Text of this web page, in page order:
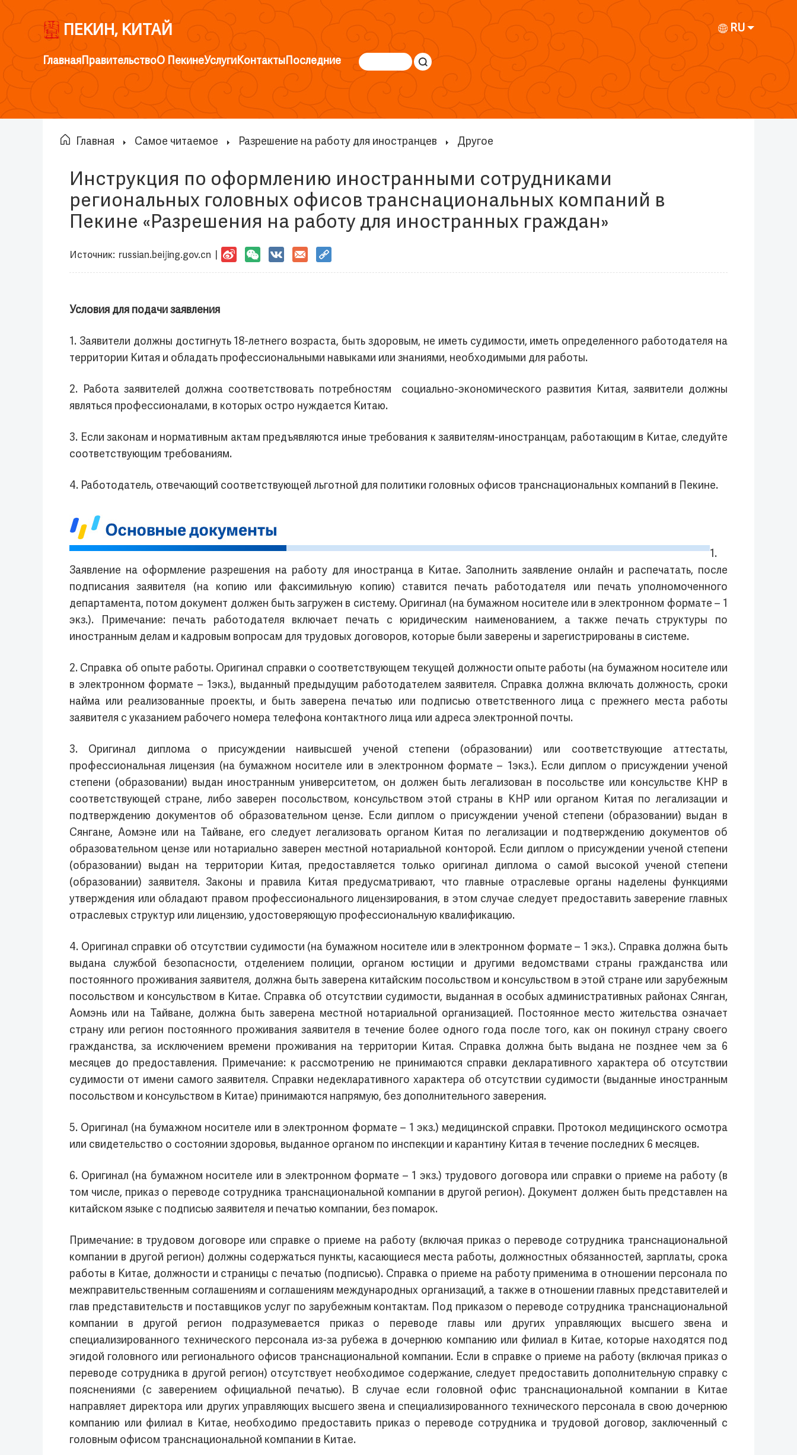
ПЕКИН, КИТАЙ RU
ГлавнаяПравительствоО ПекинеУслугиКонтактыПоследние
Главная Самое читаемое Разрешение на работу для иностранцев Другое
Инструкция по оформлению иностранными сотрудниками
региональных головных офисов транснациональных компаний в
Пекине «Разрешения на работу для иностранных граждан»
Источник: russian.beijing.gov.cn
Условия для подачи заявления
1. Заявители должны достигнуть 18-летнего возраста, быть здоровым, не иметь судимости, иметь определенного работодателя на
территории Китая и обладать профессиональными навыками или знаниями, необходимыми для работы.
2. Работа заявителей должна соответствовать потребностям социально-экономического развития Китая, заявители должны
являться профессионалами, в которых остро нуждается Китаю.
3. Если законам и нормативным актам предъявляются иные требования к заявителям-иностранцам, работающим в Китае, следуйте
соответствующим требованиям.
4. Работодатель, отвечающий соответствующей льготной для политики головных офисов транснациональных компаний в Пекине.
1.
Заявление на оформление разрешения на работу для иностранца в Китае. Заполнить заявление онлайн и распечатать, после
подписания заявителя (на копию или факсимильную копию) ставится печать работодателя или печать уполномоченного
департамента, потом документ должен быть загружен в систему. Оригинал (на бумажном носителе или в электронном формате – 1
экз.). Примечание: печать работодателя включает печать с юридическим наименованием, а также печать структуры по
иностранным делам и кадровым вопросам для трудовых договоров, которые были заверены и зарегистрированы в системе.
2. Справка об опыте работы. Оригинал справки о соответствующем текущей должности опыте работы (на бумажном носителе или
в электронном формате – 1экз.), выданный предыдущим работодателем заявителя. Справка должна включать должность, сроки
найма или реализованные проекты, и быть заверена печатью или подписью ответственного лица с прежнего места работы
заявителя с указанием рабочего номера телефона контактного лица или адреса электронной почты.
3. Оригинал диплома о присуждении наивысшей ученой степени (образовании) или соответствующие аттестаты,
профессиональная лицензия (на бумажном носителе или в электронном формате – 1экз.). Если диплом о присуждении ученой
степени (образовании) выдан иностранным университетом, он должен быть легализован в посольстве или консульстве КНР в
соответствующей стране, либо заверен посольством, консульством этой страны в КНР или органом Китая по легализации и
подтверждению документов об образовательном цензе. Если диплом о присуждении ученой степени (образовании) выдан в
Сянгане, Аомэне или на Тайване, его следует легализовать органом Китая по легализации и подтверждению документов об
образовательном цензе или нотариально заверен местной нотариальной конторой. Если диплом о присуждении ученой степени
(образовании) выдан на территории Китая, предоставляется только оригинал диплома о самой высокой ученой степени
(образовании) заявителя. Законы и правила Китая предусматривают, что главные отраслевые органы наделены функциями
утверждения или обладают правом профессионального лицензирования, в этом случае следует предоставить заверение главных
отраслевых структур или лицензию, удостоверяющую профессиональную квалификацию.
4. Оригинал справки об отсутствии судимости (на бумажном носителе или в электронном формате – 1 экз.). Справка должна быть
выдана службой безопасности, отделением полиции, органом юстиции и другими ведомствами страны гражданства или
постоянного проживания заявителя, должна быть заверена китайским посольством и консульством в этой стране или зарубежным
посольством и консульством в Китае. Справка об отсутствии судимости, выданная в особых административных районах Сянган,
Аомэнь или на Тайване, должна быть заверена местной нотариальной организацией. Постоянное место жительства означает
страну или регион постоянного проживания заявителя в течение более одного года после того, как он покинул страну своего
гражданства, за исключением времени проживания на территории Китая. Справка должна быть выдана не позднее чем за 6
месяцев до предоставления. Примечание: к рассмотрению не принимаются справки декларативного характера об отсутствии
судимости от имени самого заявителя. Справки недекларативного характера об отсутствии судимости (выданные иностранным
посольством и консульством в Китае) принимаются напрямую, без дополнительного заверения.
5. Оригинал (на бумажном носителе или в электронном формате – 1 экз.) медицинской справки. Протокол медицинского осмотра
или свидетельство о состоянии здоровья, выданное органом по инспекции и карантину Китая в течение последних 6 месяцев.
6. Оригинал (на бумажном носителе или в электронном формате – 1 экз.) трудового договора или справки о приеме на работу (в
том числе, приказ о переводе сотрудника транснациональной компании в другой регион). Документ должен быть представлен на
китайском языке с подписью заявителя и печатью компании, без помарок.
Примечание: в трудовом договоре или справке о приеме на работу (включая приказ о переводе сотрудника транснациональной
компании в другой регион) должны содержаться пункты, касающиеся места работы, должностных обязанностей, зарплаты, срока
работы в Китае, должности и страницы с печатью (подписью). Справка о приеме на работу применима в отношении персонала по
межправительственным соглашениям и соглашениям международных организаций, а также в отношении главных представителей и
глав представительств и поставщиков услуг по зарубежным контактам. Под приказом о переводе сотрудника транснациональной
компании в другой регион подразумевается приказ о переводе главы или других управляющих высшего звена и
специализированного технического персонала из-за рубежа в дочернюю компанию или филиал в Китае, которые находятся под
эгидой головного или регионального офисов транснациональной компании. Если в справке о приеме на работу (включая приказ о
переводе сотрудника в другой регион) отсутствует необходимое содержание, следует предоставить дополнительную справку с
пояснениями (с заверением официальной печатью). В случае если головной офис транснациональной компании в Китае
направляет директора или других управляющих высшего звена и специализированного технического персонала в свою дочернюю
компанию или филиал в Китае, необходимо предоставить приказ о переводе сотрудника и трудовой договор, заключенный с
головным офисом транснациональной компании в Китае.